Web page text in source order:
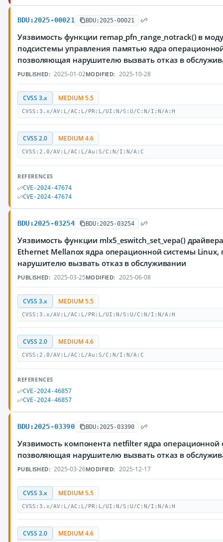
BDU:2025-00021 BDU:2025-00021
Уязвимость функции remap_pfn_range_notrack() в
подсистемы управления памятью ядра
позволяющая нарушителю вызвать отказ в
PUBLISHED: 2025-01-02MODIFIED: 2025-10-28
CVSS 3.x MEDIUM 5.5
CVSS:3.x/AV:L/AC:L/PR:L/UI:N/S:U/C:N/I:N/A:H
CVSS 2.0 MEDIUM 4.6
CVSS:2.0/AV:L/AC:L/Au:S/C:N/I:N/A:C
REFERENCES
CVE-2024-47674
CVE-2024-47674
BDU:2025-03254 BDU:2025-03254
Уязвимость функции mlx5_eswitch_set_vepa()
Ethernet Mellanox ядра операционной системы
нарушителю вызвать отказ в обслуживании
PUBLISHED: 2025-03-25MODIFIED: 2025-06-08
CVSS 3.x MEDIUM 5.5
CVSS:3.x/AV:L/AC:L/PR:L/UI:N/S:U/C:N/I:N/A:H
CVSS 2.0 MEDIUM 4.6
CVSS:2.0/AV:L/AC:L/Au:S/C:N/I:N/A:C
REFERENCES
CVE-2024-46857
CVE-2024-46857
BDU:2025-03390 BDU:2025-03390
Уязвимость компонента netfilter ядра операционной
позволяющая нарушителю вызвать отказ в
PUBLISHED: 2025-03-26MODIFIED: 2025-12-17
CVSS 3.x MEDIUM 5.5
CVSS:3.x/AV:L/AC:L/PR:L/UI:N/S:U/C:N/I:N/A:H
CVSS 2.0 MEDIUM 4.6